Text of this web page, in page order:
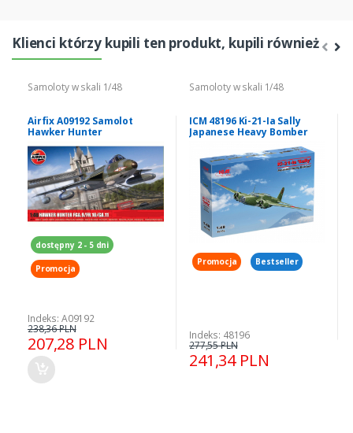
Klienci którzy kupili ten produkt, kupili również
Samoloty w skali 1/48
Airfix A09192 Samolot
Hawker Hunter
FGA.9/FR.10/Ga.11 model 1-
48
dostępny 2 - 5 dni
Promocja
Indeks: A09192
207,28 PLN
238,36 PLN
Samoloty w skali 1/48
ICM 48196 Ki-21-Ia Sally
Japanese Heavy Bomber
Promocja Bestseller
Indeks: 48196
241,34 PLN
277,55 PLN